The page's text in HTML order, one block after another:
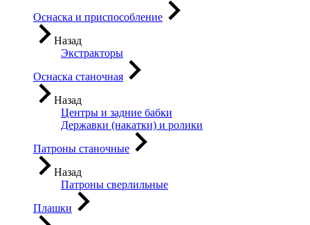
Оснаска и приспособление
Назад
Экстракторы
Оснаска станочная
Назад
Центры и задние бабки
Державки (накатки) и ролики
Патроны станочные
Назад
Патроны сверлильные
Плашки